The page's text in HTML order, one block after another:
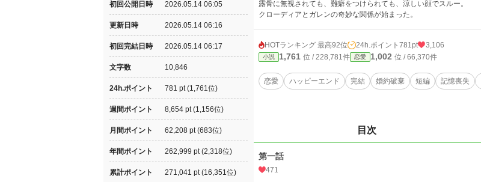
露骨に無視されても、難癖をつけられても、涼しい顔でスルー。
クローディアとガレンの奇妙な関係が始まった。
HOTランキング 最高92位 24h.ポイント 781pt 3,106
小説 1,761 位 / 228,781件 恋愛 1,002 位 / 66,370件
恋愛 ハッピーエンド 完結 婚約破棄 短編 記憶喪失
目次
第一話
471
初回公開日時 2026.05.14 06:05
更新日時 2026.05.14 06:16
初回完結日時 2026.05.14 06:17
文字数 10,846
24h.ポイント 781 pt (1,761位)
週間ポイント 8,654 pt (1,156位)
月間ポイント 62,208 pt (683位)
年間ポイント 262,999 pt (2,318位)
累計ポイント 271,041 pt (16,351位)